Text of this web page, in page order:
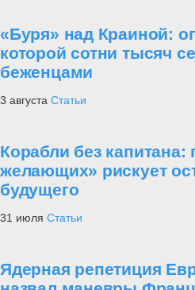
«Буря» над Краиной:
которой сотни тысяч
беженцами
3 августа Статьи
Корабли без капитана:
желающих» рискует
будущего
31 июля Статьи
Ядерная репетиция